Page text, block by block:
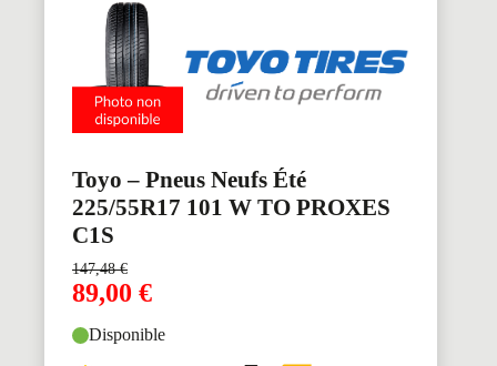
Toyo – Pneus Neufs Été
225/55R17 101 W TO PROXES
C1S
147,48€
89,00 €
Disponible